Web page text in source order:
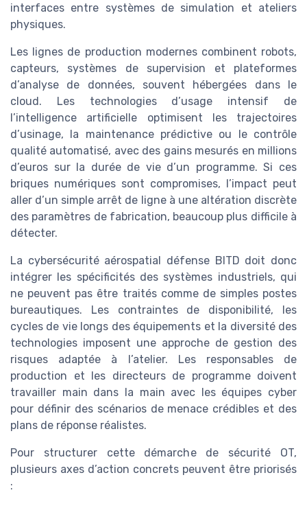
interfaces entre systèmes de simulation et ateliers
physiques.
Les lignes de production modernes combinent robots,
capteurs, systèmes de supervision et plateformes
d’analyse de données, souvent hébergées dans le
cloud. Les technologies d’usage intensif de
l’intelligence artificielle optimisent les trajectoires
d’usinage, la maintenance prédictive ou le contrôle
qualité automatisé, avec des gains mesurés en millions
d’euros sur la durée de vie d’un programme. Si ces
briques numériques sont compromises, l’impact peut
aller d’un simple arrêt de ligne à une altération discrète
des paramètres de fabrication, beaucoup plus difficile à
détecter.
La cybersécurité aérospatial défense BITD doit donc
intégrer les spécificités des systèmes industriels, qui
ne peuvent pas être traités comme de simples postes
bureautiques. Les contraintes de disponibilité, les
cycles de vie longs des équipements et la diversité des
technologies imposent une approche de gestion des
risques adaptée à l’atelier. Les responsables de
production et les directeurs de programme doivent
travailler main dans la main avec les équipes cyber
pour définir des scénarios de menace crédibles et des
plans de réponse réalistes.
Pour structurer cette démarche de sécurité OT,
plusieurs axes d’action concrets peuvent être priorisés
: